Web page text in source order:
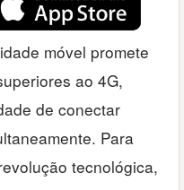
móvel promete
ao 4G,
de conectar
Para
tecnológica,